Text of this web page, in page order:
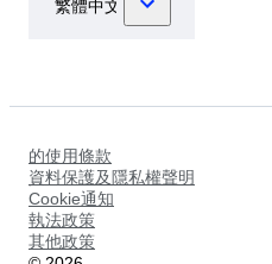
的使用條款
資料保護及隱私權聲明
Cookie通知
執法政策
其他政策